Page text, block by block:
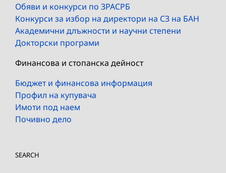
Обяви и конкурси по ЗРАСРБ
Конкурси за избор на директори на СЗ на БАН
Академични длъжности и научни степени
Докторски програми
Финансова и стопанска дейност
Бюджет и финансова информация
Профил на купувача
Имоти под наем
Почивно дело
SEARCH